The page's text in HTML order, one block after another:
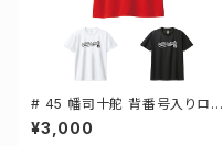
# 45 幡司十舵 背番号入りロゴ
ドライTシャツ 半袖 選手還元 3
カラー S-5Lサイズ 000300
¥3,000